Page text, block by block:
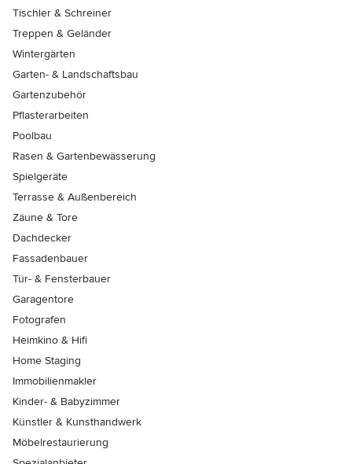
Tischler & Schreiner
Treppen & Geländer
Wintergärten
Garten- & Landschaftsbau
Gartenzubehör
Pflasterarbeiten
Poolbau
Rasen & Gartenbewässerung
Spielgeräte
Terrasse & Außenbereich
Zäune & Tore
Dachdecker
Fassadenbauer
Tür- & Fensterbauer
Garagentore
Fotografen
Heimkino & Hifi
Home Staging
Immobilienmakler
Kinder- & Babyzimmer
Künstler & Kunsthandwerk
Möbelrestaurierung